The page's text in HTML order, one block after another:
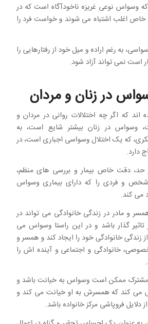
که وسواس نوعی غریزه ناخودآگاه است که در
خاص اغلب اشتباه می شوند و خواست فرد را
به رغم اراده و میل خود از رفتارهایی را
است نمی تواند آزاد شود.
در زنان و مردان
اند که اگر چه اختلالات روانی در مردان و
وسواس در زنان بیشتر شایع است، به
که یک اختلال وسواسی اجباری است، در
دارد.
دقت خاص بیمار و بررسی های منظم،
و فردی را که دارای بیماری وسواس
می کند.
و مادر در زندگی خانوادگی می تواند در
تاثیر گذار باشد و در این راستا وسواس می
زندگی خانوادگی خود را ایجاد کند و همسر و
خانوادگی و اجتماعی و آینده اش را
ممکن است وسواس به خیانت باشد و
می کند که همسرش به او خیانت می کند و
دلایل فروپاشی مرکز خانواده باشد.